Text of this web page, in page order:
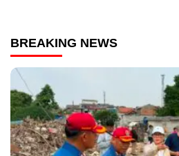
BREAKING NEWS